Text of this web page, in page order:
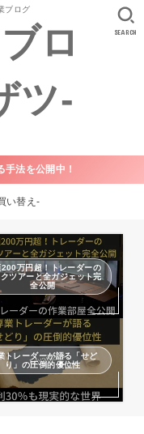
ブログ
ロ
ツ-
SEARCH
法を公開中！
い替え-
200万円超！トレーダーの
ツアーと全ガジェット完
全公開
トレーダーが語る「せど
り」の圧倒的優位性